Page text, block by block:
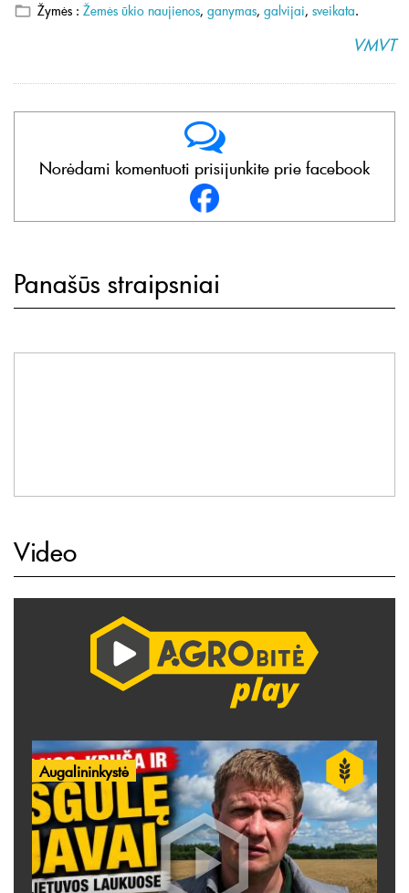
Žymės : Žemės ūkio naujienos, ganymas, galvijai, sveikata.
VMVT
Norėdami komentuoti prisijunkite prie facebook
Panašūs straipsniai
Video
Augalininkystė